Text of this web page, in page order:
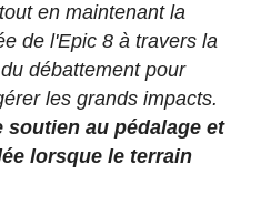
en maintenant la
de l'Epic 8 à travers la
débattement pour
les grands impacts.
soutien au pédalage et
lorsque le terrain